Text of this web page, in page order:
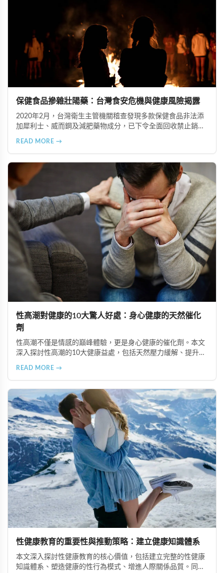
保健食品摻雜壯陽藥：台灣食安危機與健康風險揭露
2020年2月，台灣衛生主管機關稽查發現多款保健食品非法添
加犀利士、威而鋼及減肥藥物成分，已下令全面回收禁止銷
READ MORE →
性高潮對健康的10大驚人好處：身心健康的天然催化
劑
性高潮不僅是情感的巔峰體驗，更是身心健康的催化劑。本文
深入探討性高潮的10大健康益處，包括天然壓力緩解、提升睡
情感連結。
READ MORE →
性健康教育的重要性與推動策略：建立健康知識體系
本文深入探討性健康教育的核心價值，包括建立完整的性健康
知識體系、塑造健康的性行為模式、增進人際關係品質。同時